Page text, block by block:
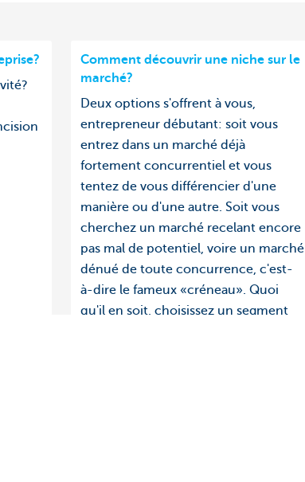
Comment découvrir une niche sur le
marché?
Deux options s'offrent à vous,
entrepreneur débutant: soit vous
entrez dans un marché déjà
fortement concurrentiel et vous
tentez de vous différencier d'une
manière ou d'une autre. Soit vous
cherchez un marché recelant encore
pas mal de potentiel, voire un marché
dénué de toute concurrence, c'est-
à-dire le fameux «créneau». Quoi
qu'il en soit, choisissez un segment